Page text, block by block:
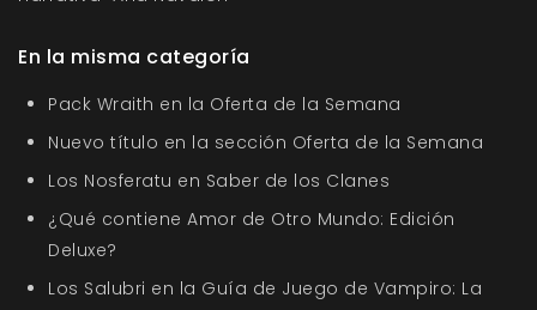
En la misma categoría
Pack Wraith en la Oferta de la Semana
Nuevo título en la sección Oferta de la Semana
Los Nosferatu en Saber de los Clanes
¿Qué contiene Amor de Otro Mundo: Edición
Deluxe?
Los Salubri en la Guía de Juego de Vampiro: La